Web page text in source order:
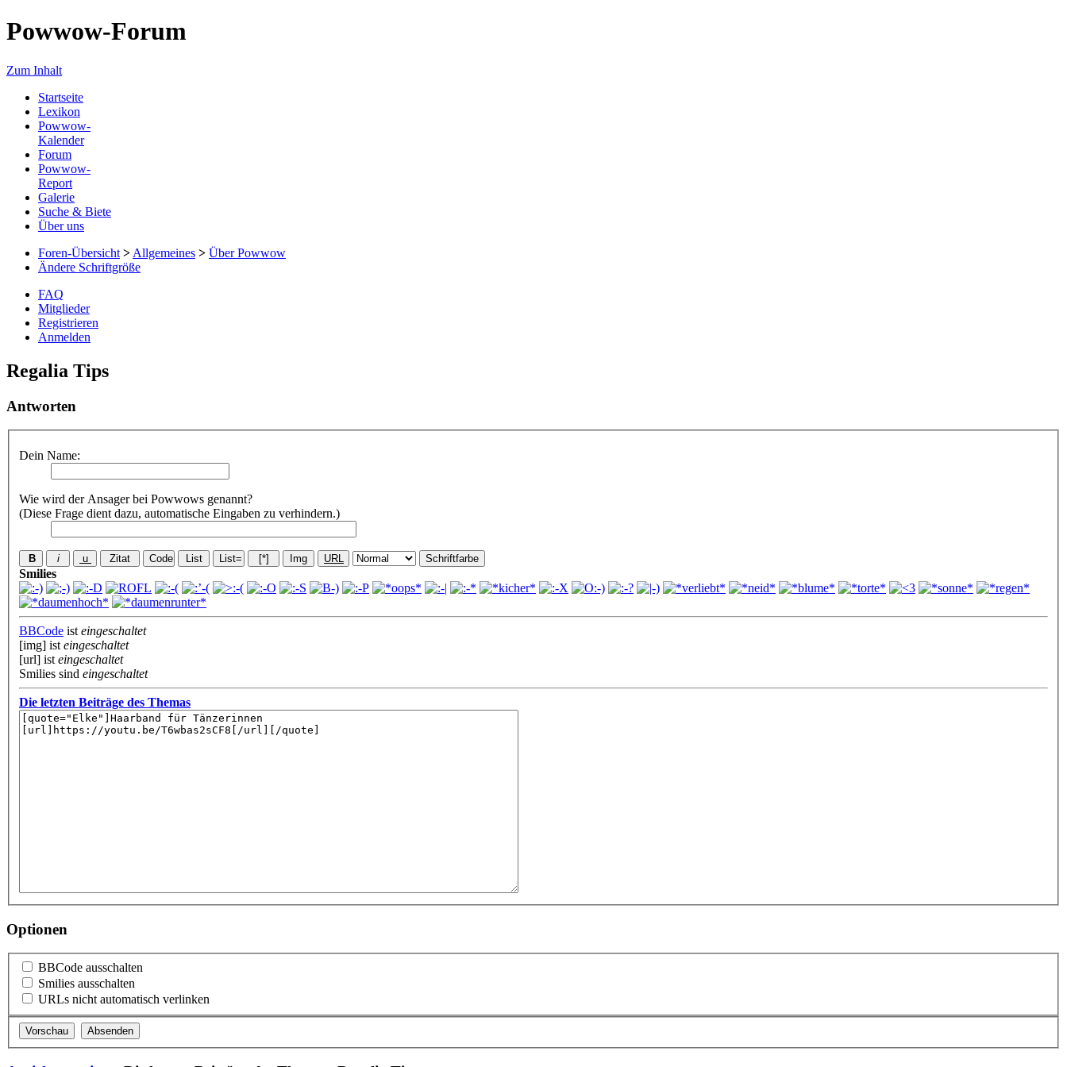
Powwow-Forum
Zum Inhalt
Startseite
Lexikon
Powwow-
Kalender
Forum
Powwow-
Report
Galerie
Suche & Biete
Über uns
Foren-Übersicht > Allgemeines > Über Powwow
Ändere Schriftgröße
FAQ
Mitglieder
Registrieren
Anmelden
Regalia Tips
Antworten
Dein Name:
Wie wird der Ansager bei Powwows genannt?
(Diese Frage dient dazu, automatische Eingaben zu verhindern.)
Smilies
BBCode ist eingeschaltet
[img] ist eingeschaltet
[url] ist eingeschaltet
Smilies sind eingeschaltet
Die letzten Beiträge des Themas
Optionen
BBCode ausschalten
Smilies ausschalten
URLs nicht automatisch verlinken